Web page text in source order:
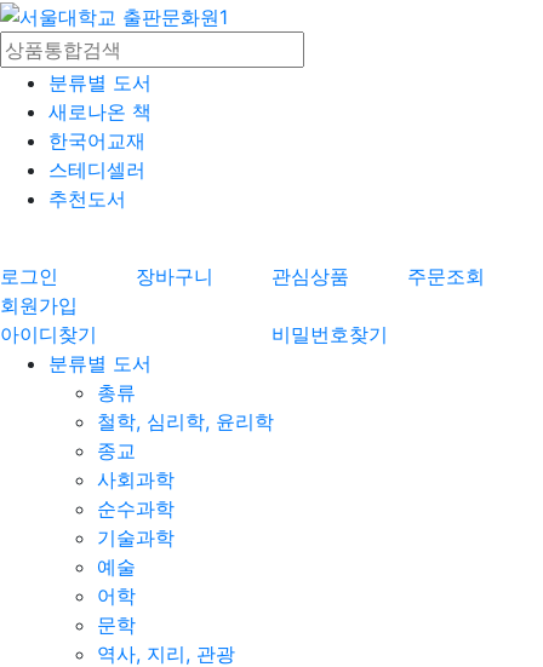
분류별 도서
새로나온 책
한국어교재
스테디셀러
추천도서
로그인 장바구니 관심상품
주문조회
회원가입
아이디찾기
비밀번호찾기
분류별 도서
총류
철학, 심리학, 윤리학
종교
사회과학
순수과학
기술과학
예술
어학
문학
역사, 지리, 관광